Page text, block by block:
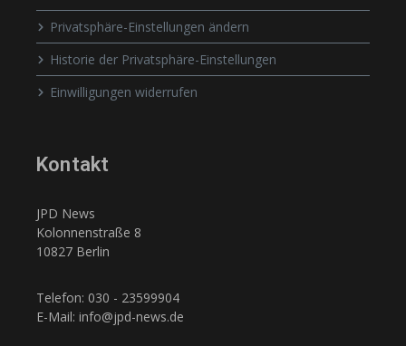
Privatsphäre-Einstellungen ändern
Historie der Privatsphäre-Einstellungen
Einwilligungen widerrufen
Kontakt
JPD News
Kolonnenstraße 8
10827 Berlin
Telefon: 030 - 23599904
E-Mail: info@jpd-news.de